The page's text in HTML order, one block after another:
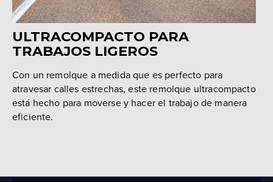
ULTRACOMPACTO PARA
TRABAJOS LIGEROS
Con un remolque a medida que es perfecto para
atravesar calles estrechas, este remolque ultracompacto
está hecho para moverse y hacer el trabajo de manera
eficiente.